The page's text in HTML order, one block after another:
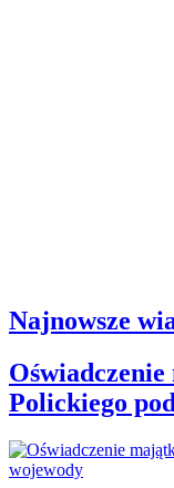
Najnowsze
Polickiego